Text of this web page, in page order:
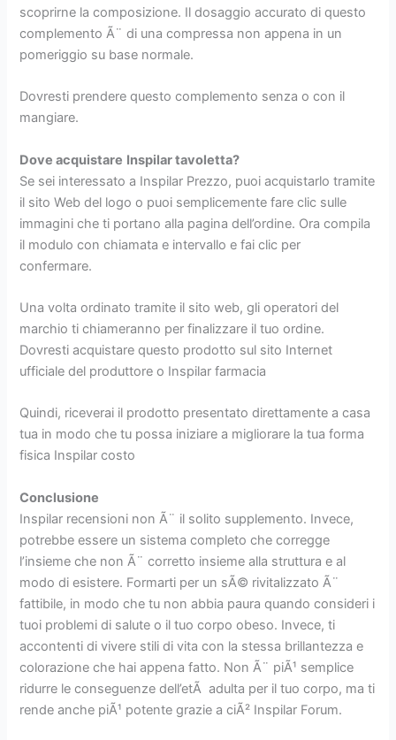
scoprirne la composizione. Il dosaggio accurato di questo
complemento Ã¨ di una compressa non appena in un
pomeriggio su base normale.
Dovresti prendere questo complemento senza o con il
mangiare.
Dove acquistare Inspilar tavoletta?
Se sei interessato a Inspilar Prezzo, puoi acquistarlo tramite
il sito Web del logo o puoi semplicemente fare clic sulle
immagini che ti portano alla pagina dell’ordine. Ora compila
il modulo con chiamata e intervallo e fai clic per
confermare.
Una volta ordinato tramite il sito web, gli operatori del
marchio ti chiameranno per finalizzare il tuo ordine.
Dovresti acquistare questo prodotto sul sito Internet
ufficiale del produttore o Inspilar farmacia
Quindi, riceverai il prodotto presentato direttamente a casa
tua in modo che tu possa iniziare a migliorare la tua forma
fisica Inspilar costo
Conclusione
Inspilar recensioni non Ã¨ il solito supplemento. Invece,
potrebbe essere un sistema completo che corregge
l’insieme che non Ã¨ corretto insieme alla struttura e al
modo di esistere. Formarti per un sÃ© rivitalizzato Ã¨
fattibile, in modo che tu non abbia paura quando consideri i
tuoi problemi di salute o il tuo corpo obeso. Invece, ti
accontenti di vivere stili di vita con la stessa brillantezza e
colorazione che hai appena fatto. Non Ã¨ piÃ¹ semplice
ridurre le conseguenze dell’etÃ adulta per il tuo corpo, ma ti
rende anche piÃ¹ potente grazie a ciÃ² Inspilar Forum.